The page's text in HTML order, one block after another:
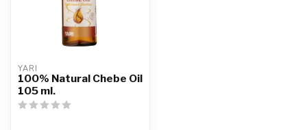
YARI
100% Natural Chebe Oil
105 ml.